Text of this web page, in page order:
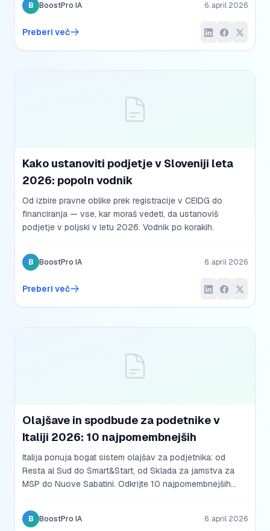
B BoostPro IA 6. april 2026
Preberi več
Kako ustanoviti podjetje v Sloveniji leta
2026: popoln vodnik
Od izbire pravne oblike prek registracije v CEIDG do
financiranja — vse, kar moraš vedeti, da ustanoviš
podjetje v poljski v letu 2026. Vodnik po korakih.
B BoostPro IA 6. april 2026
Preberi več
Olajšave in spodbude za podetnike v
Italiji 2026: 10 najpomembnejših
Italija ponuja bogat sistem olajšav za podjetnika: od
Resta al Sud do Smart&Start, od Sklada za jamstva za
MSP do Nuove Sabatini. Odkrijte 10 najpomembnejših
B BoostPro IA 6. april 2026